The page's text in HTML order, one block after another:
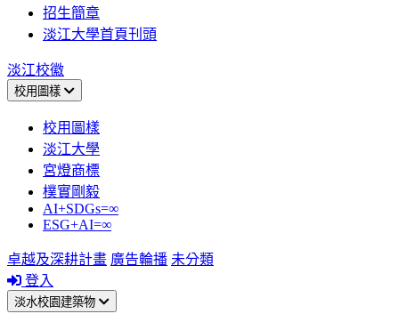
招生簡章
淡江大學首頁刊頭
淡江校徽
校用圖樣
校用圖樣
淡江大學
宮燈商標
樸實剛毅
AI+SDGs=∞
ESG+AI=∞
卓越及深耕計畫 廣告輪播 未分類
登入
淡水校園建築物